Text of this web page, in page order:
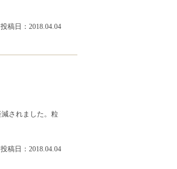
投稿日：2018.04.04
されました。粒
投稿日：2018.04.04